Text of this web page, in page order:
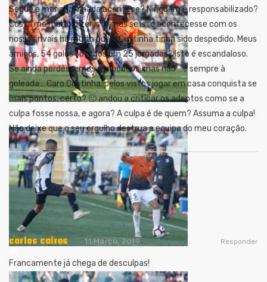
Segue a marinha e nada acontece? Ninguém é responsabilizado?
Custa me muito dizer isto mas se isto acontecesse com os
nossos rivais há muito que o Costinha tinha sido despedido. Meus
amigos, 54 golos sofridos em 25 jornadas? Isto é escandaloso.
Se ainda perdêssemos por poucos..mas não …é sempre à
goleada…Caro Costinha, pelos vistos jogar em casa conquista se
mais pontos, certo? 🙂 andou a criticar os adeptos como se a
culpa fosse nossa, e agora? A culpa é de quem? Assuma a culpa!
Não deixe que o seu orgulho destrua a equipa do meu coração.
carlos caires 11 Março, 2019
Francamente já chega de desculpas!
Responder